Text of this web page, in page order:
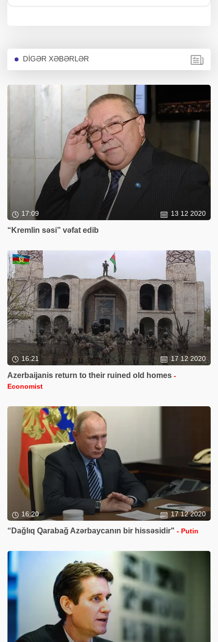
DİGƏR XƏBƏRLƏR
17:09 13 12 2020
“Kremlin səsi” vəfat edib
16:21 17 12 2020
Azerbaijanis return to their ruined old homes -
Economist
16:20 17 12 2020
“Dağlıq Qarabağ Azərbaycanın bir hissəsidir" - Putin